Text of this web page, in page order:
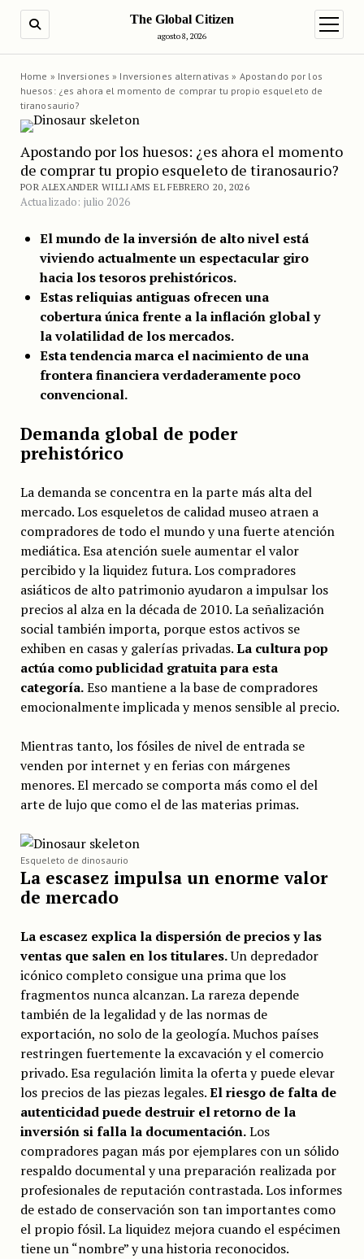
The Global Citizen
agosto 8, 2026
abrir
Home » Inversiones » Inversiones alternativas » Apostando por los
huesos: ¿es ahora el momento de comprar tu propio esqueleto de
tiranosaurio?
Apostando por los huesos: ¿es ahora el momento
de comprar tu propio esqueleto de tiranosaurio?
POR ALEXANDER WILLIAMS EL FEBRERO 20, 2026
Actualizado: julio 2026
El mundo de la inversión de alto nivel está
viviendo actualmente un espectacular giro
hacia los tesoros prehistóricos.
Estas reliquias antiguas ofrecen una
cobertura única frente a la inflación global y
la volatilidad de los mercados.
Esta tendencia marca el nacimiento de una
frontera financiera verdaderamente poco
convencional.
Demanda global de poder
prehistórico
La demanda se concentra en la parte más alta del
mercado. Los esqueletos de calidad museo atraen a
compradores de todo el mundo y una fuerte atención
mediática. Esa atención suele aumentar el valor
percibido y la liquidez futura. Los compradores
asiáticos de alto patrimonio ayudaron a impulsar los
precios al alza en la década de 2010. La señalización
social también importa, porque estos activos se
exhiben en casas y galerías privadas.La cultura pop
actúa como publicidad gratuita para esta
categoría.Eso mantiene a la base de compradores
emocionalmente implicada y menos sensible al precio.
Mientras tanto, los fósiles de nivel de entrada se
venden por internet y en ferias con márgenes
menores. El mercado se comporta más como el del
arte de lujo que como el de las materias primas.
Esqueleto de dinosaurio
La escasez impulsa un enorme valor
de mercado
La escasez explica la dispersión de precios y las
ventas que salen en los titulares.Un depredador
icónico completo consigue una prima que los
fragmentos nunca alcanzan. La rareza depende
también de la legalidad y de las normas de
exportación, no solo de la geología. Muchos países
restringen fuertemente la excavación y el comercio
privado. Esa regulación limita la oferta y puede elevar
los precios de las piezas legales.El riesgo de falta de
autenticidad puede destruir el retorno de la
inversión si falla la documentación.Los
compradores pagan más por ejemplares con un sólido
respaldo documental y una preparación realizada por
profesionales de reputación contrastada. Los informes
de estado de conservación son tan importantes como
el propio fósil. La liquidez mejora cuando el espécimen
tiene un “nombre” y una historia reconocidos.